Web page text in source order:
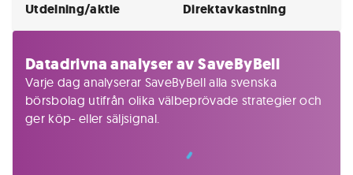
Utdelning/aktie Direktavkastning
Datadrivna analyser av SaveByBell
Varje dag analyserar SaveByBell alla svenska
börsbolag utifrån olika välbeprövade strategier och
ger köp- eller säljsignal.